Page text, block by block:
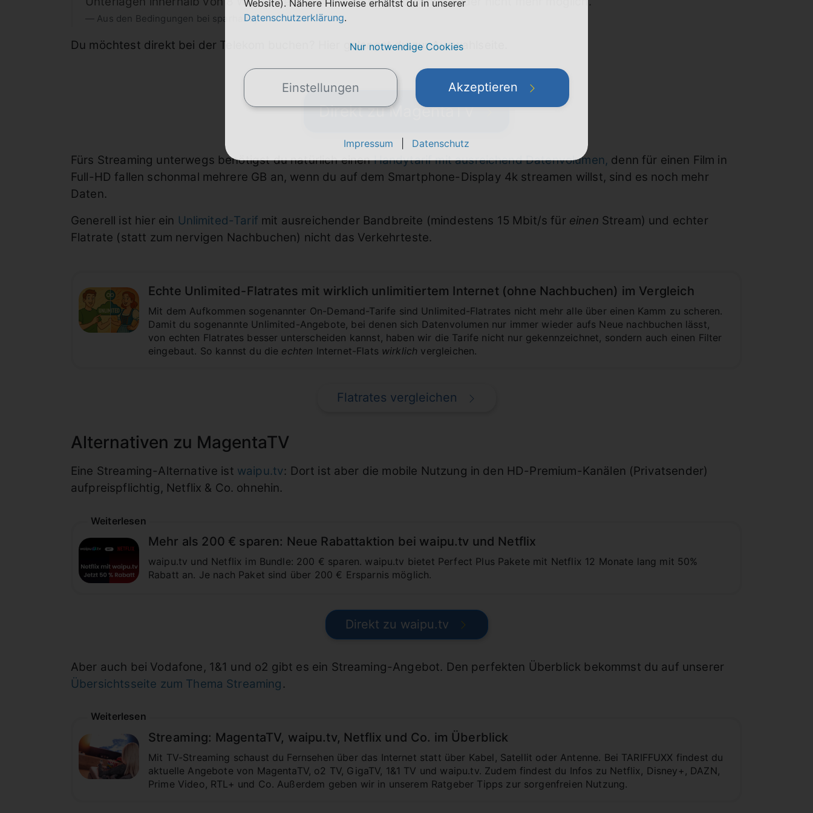
Aus den Bedingungen bei sparhandy
Du möchtest direkt bei der Telekom buchen? Hier gelangst du zur Auswahlseite.
Direkt zu MagentaTV
Fürs Streaming unterwegs benötigst du natürlich einenHandytarif mit ausreichend Datenvolumen, denn für einen Film in
Full-HD fallen schonmal mehrere GB an, wenn du auf dem Smartphone-Display 4k streamen willst, sind es noch mehr
Daten.
Generell ist hier ein Unlimited-Tarif mit ausreichender Bandbreite (mindestens 15 Mbit/s für einen Stream) und echter
Flatrate (statt zum nervigen Nachbuchen) nicht das Verkehrteste.
Echte Unlimited-Flatrates mit wirklich unlimitiertem Internet (ohne Nachbuchen) im Vergleich
Mit dem Aufkommen sogenannter On-Demand-Tarife sind Unlimited-Flatrates nicht mehr alle über einen Kamm zu scheren.
Damit du sogenannte Unlimited-Angebote, bei denen sich Datenvolumen nur immer wieder aufs Neue nachbuchen lässt,
von echten Flatrates besser unterscheiden kannst, haben wir die Tarife nicht nur gekennzeichnet, sondern auch einen Filter
eingebaut. So kannst du die echten Internet-Flats wirklich vergleichen.
Flatrates vergleichen
Alternativen zu MagentaTV
Eine Streaming-Alternative ist waipu.tv: Dort ist aber die mobile Nutzung in den HD-Premium-Kanälen (Privatsender)
aufpreispflichtig, Netflix & Co. ohnehin.
Weiterlesen
Mehr als 200 € sparen: Neue Rabattaktion bei waipu.tv und Netflix
waipu.tv und Netflix im Bundle: 200 € sparen. waipu.tv bietet Perfect Plus Pakete mit Netflix 12 Monate lang mit 50%
Rabatt an. Je nach Paket sind über 200 € Ersparnis möglich.
Direkt zu waipu.tv
Aber auch bei Vodafone, 1&1 und o2 gibt es ein Streaming-Angebot. Den perfekten Überblick bekommst du auf unserer
Übersichtsseite zum Thema Streaming .
Weiterlesen
Streaming: MagentaTV, waipu.tv, Netflix und Co. im Überblick
Mit TV-Streaming schaust du Fernsehen über das Internet statt über Kabel, Satellit oder Antenne. Bei TARIFFUXX findest du
aktuelle Angebote von MagentaTV, o2 TV, GigaTV, 1&1 TV und waipu.tv. Zudem findest du Infos zu Netflix, Disney+, DAZN,
Prime Video, RTL+ und Co. Außerdem geben wir in unserem Ratgeber Tipps zur sorgenfreien Nutzung.
Website). Nähere Hinweise erhältst du in unserer
Datenschutzerklärung.
Nur notwendige Cookies
Einstellungen Akzeptieren
Impressum Datenschutz